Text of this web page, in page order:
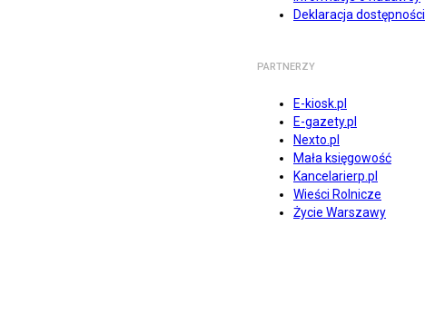
Deklaracja dostępności
PARTNERZY
E-kiosk.pl
E-gazety.pl
Nexto.pl
Mała księgowość
Kancelarierp.pl
Wieści Rolnicze
Życie Warszawy